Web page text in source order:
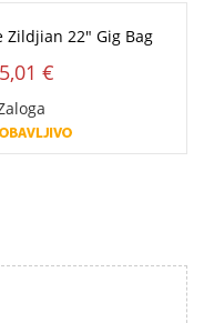
Zildjian 22" Gig Bag
€